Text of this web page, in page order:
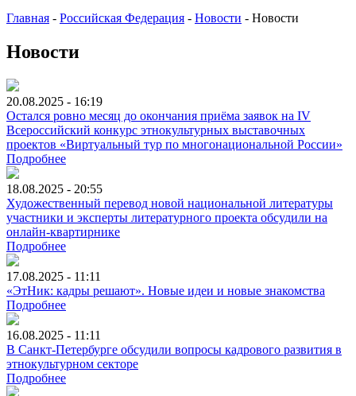
Главная - Российская Федерация - Новости - Новости
Новости
20.08.2025 - 16:19
Остался ровно месяц до окончания приёма заявок на IV
Всероссийский конкурс этнокультурных выставочных
проектов «Виртуальный тур по многонациональной России»
Подробнее
18.08.2025 - 20:55
Художественный перевод новой национальной литературы
участники и эксперты литературного проекта обсудили на
онлайн-квартирнике
Подробнее
17.08.2025 - 11:11
«ЭтНик: кадры решают». Новые идеи и новые знакомства
Подробнее
16.08.2025 - 11:11
В Санкт-Петербурге обсудили вопросы кадрового развития в
этнокультурном секторе
Подробнее